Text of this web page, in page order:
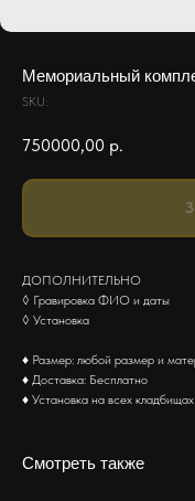
Мемориальный
SKU:
750000,00 р.
ДОПОЛНИТЕЛЬНО
◊ Гравировка ФИО и даты
◊ Установка
♦ Размер: любой размер и
♦ Доставка: Бесплатно
♦ Установка на всех
Смотреть также